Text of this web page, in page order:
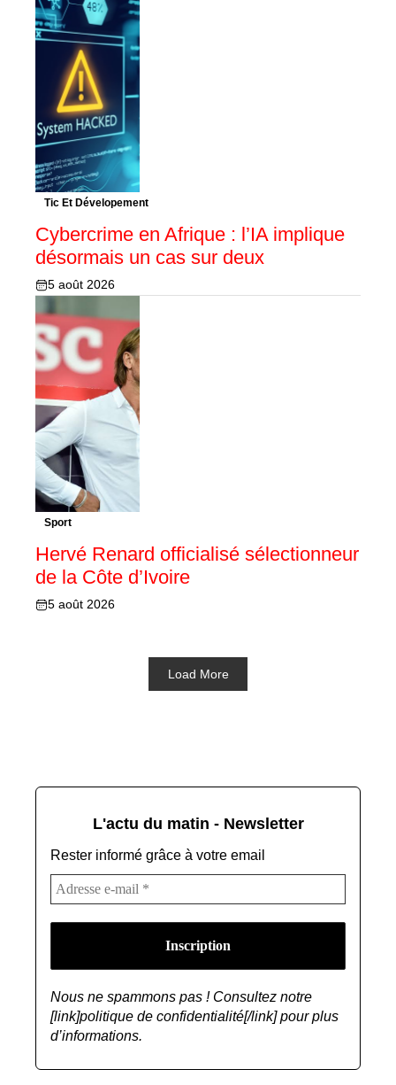
Tic Et Dévelopement
Cybercrime en Afrique : l’IA implique
désormais un cas sur deux
5 août 2026
Sport
Hervé Renard officialisé sélectionneur
de la Côte d’Ivoire
5 août 2026
Load More
L'actu du matin - Newsletter
Rester informé grâce à votre email
Nous ne spammons pas ! Consultez notre
[link]politique de confidentialité[/link] pour plus
d’informations.